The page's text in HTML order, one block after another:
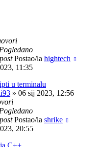
Pogledano
Postao/la hightech
11:35
u terminalu
» 06 sij 2023, 12:56
Pogledano
Postao/la shrike
20:55
C++